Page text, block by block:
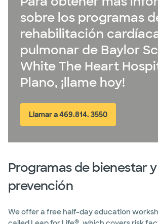
sobre los programas
rehabilitación
pulmonar de Baylor
White The Heart
Plano, ¡llame hoy!
Llamar a 469.814. 3550
Programas de bienestar y
prevención
We offer a free half-day education
®